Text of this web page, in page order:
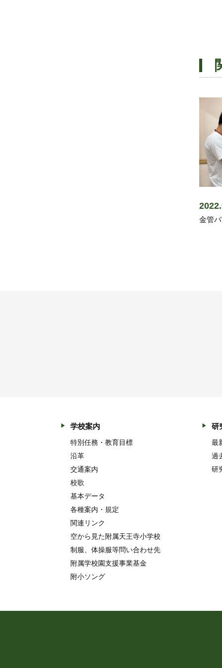
金管
学校案内
特別任務・教育目標
沿革
交通案内
校歌
基本データ
各種案内・規定
関連リンク
空から見た附属天王寺小学校
制服、体操服等問い合わせ先
附属学校園支援事業基金
附小ソング
研
最
過
研